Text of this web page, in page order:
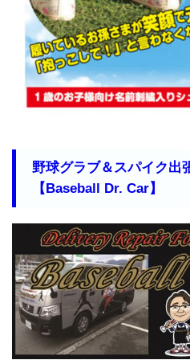
野球グラブ＆スパイク出
【Baseball Dr. Car】